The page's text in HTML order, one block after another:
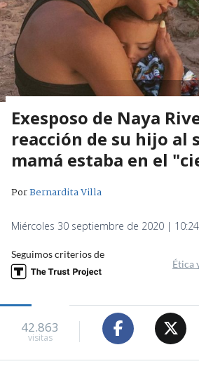
Exesposo de Naya
reacción de su hijo al
mamá estaba en el
PorBernardita Villa
Miércoles 30 septiembre de 2020 | 10:24
Seguimos criterios de
Ética
42.863
visitas